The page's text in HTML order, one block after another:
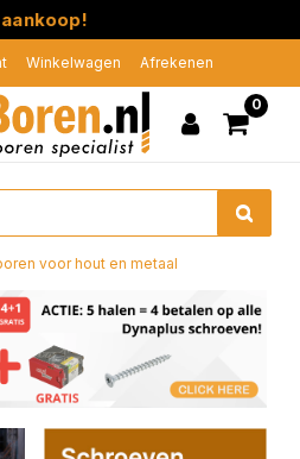
Winkelwagen Afrekenen
0
voor hout en metaal